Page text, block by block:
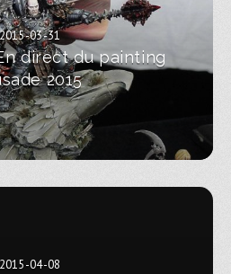
03-31
direct du painting
2015
2015-04-08